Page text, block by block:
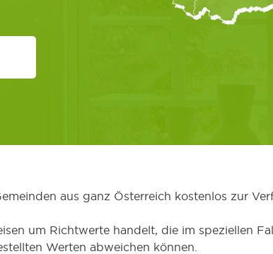
aus ganz Österreich kostenlos zur
um Richtwerte handelt, die im speziellen
Werten abweichen können.